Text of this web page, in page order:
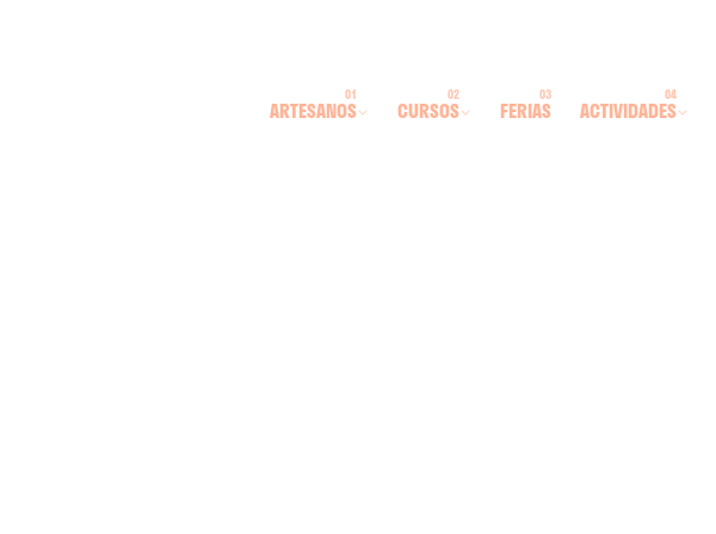
ARTESANOS CURSOS FERIAS ACTIVIDADES